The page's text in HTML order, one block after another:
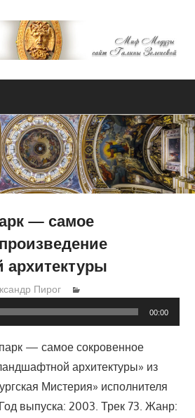
— самое
Пирог
00:00
парк — самое сокровенное
архитектуры» из
Мистерия» исполнителя
выпуска: 2003. Трек 73. Жанр: